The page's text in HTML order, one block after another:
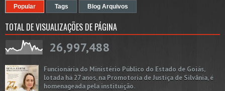
Popular Tags Blog Arquivos
TOTAL DE VISUALIZAÇÕES DE PÁGINA
26,997,488
Funcionária do Ministério Público do Estado de Goiás,
lotada há 27 anos, na Promotoria de Justiça de Silvânia, é
homenageada pela instituição.